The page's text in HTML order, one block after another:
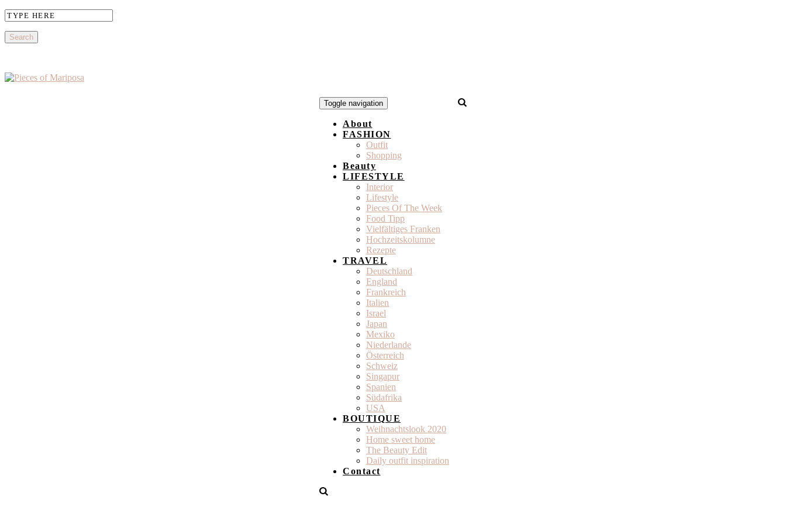
Toggle navigation
About
FASHION
Outfit
Shopping
Beauty
LIFESTYLE
Interior
Lifestyle
Pieces Of The Week
Food Tipp
Vielfältiges Franken
Hochzeitskolumne
Rezepte
TRAVEL
Deutschland
England
Frankreich
Italien
Israel
Japan
Mexiko
Niederlande
Österreich
Schweiz
Singapur
Spanien
Südafrika
USA
BOUTIQUE
Weihnachtslook 2020
Home sweet home
The Beauty Edit
Daily outfit inspiration
Contact